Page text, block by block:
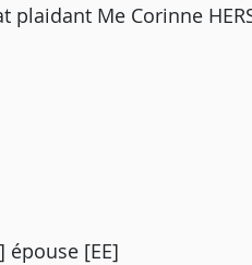
plaidant Me Corinne
épouse [EE]